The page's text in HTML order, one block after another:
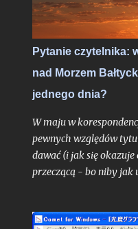
zachęcie do obserwacji
wskazówek odnośnie
wakacyjnego roju
ujrzeć więcej, niż
Oczywiście jak zawsze
zachmurzenie zrobi
Pytanie czytelnika:
nad Morzem
jednego dnia?
W maju w
pewnych względów
dawać (i jak się
przeczącą - bo niby jak
postanowiłem opisać